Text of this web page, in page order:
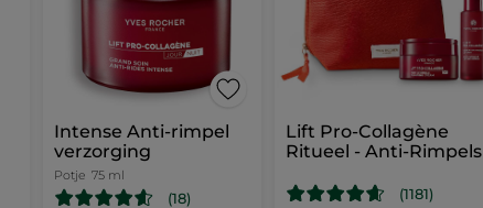
Intense Anti-rimpel
verzorging
Potje 75 ml
(18)
Lift Pro-Collagène
Ritueel - Anti-Rimpels
(1181)